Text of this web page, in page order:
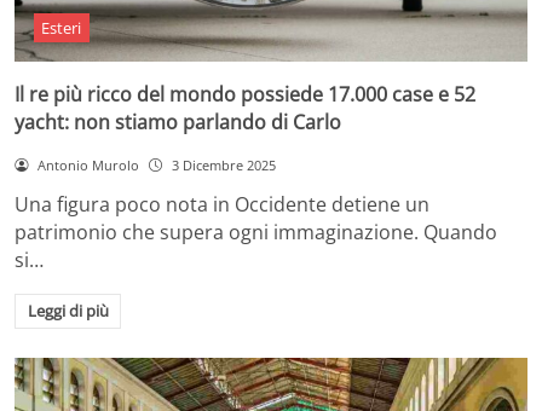
Esteri
Il re più ricco del mondo possiede 17.000 case e 52
yacht: non stiamo parlando di Carlo
Antonio Murolo 3 Dicembre 2025
Una figura poco nota in Occidente detiene un
patrimonio che supera ogni immaginazione. Quando
si…
Leggi di più